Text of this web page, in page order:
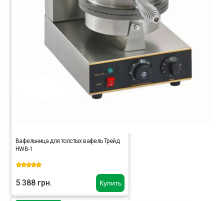
Купить
Вафельница для толстых вафель Трейд
HWB-1
5 388 грн.